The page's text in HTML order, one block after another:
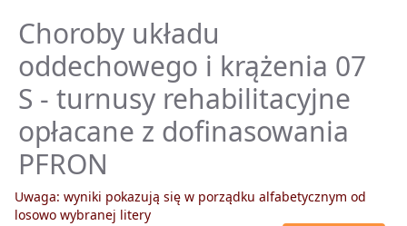
Choroby układu
oddechowego i krążenia 07
S - turnusy rehabilitacyjne
opłacane z dofinasowania
PFRON
Uwaga: wyniki pokazują się w porządku alfabetycznym od
losowo wybranej litery